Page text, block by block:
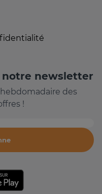
notre newsletter
des
!